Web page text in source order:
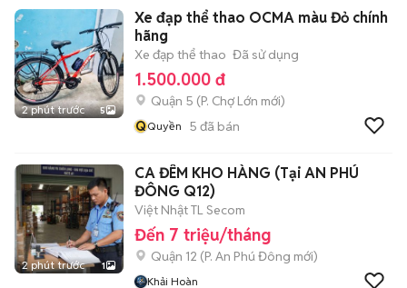
2 phút trước 5
Xe đạp thể thao OCMA màu Đỏ chính
hãng
Xe đạp thể thao Đã sử dụng
1.500.000 đ
Quận 5 (P. Chợ Lớn mới)
QQuyền 5 đã bán
2 phút trước 1
CA ĐÊM KHO HÀNG (Tại AN PHÚ
ĐÔNG Q12)
Việt Nhật TL Secom
Đến 7 triệu/tháng
Quận 12 (P. An Phú Đông mới)
Khải Hoàn